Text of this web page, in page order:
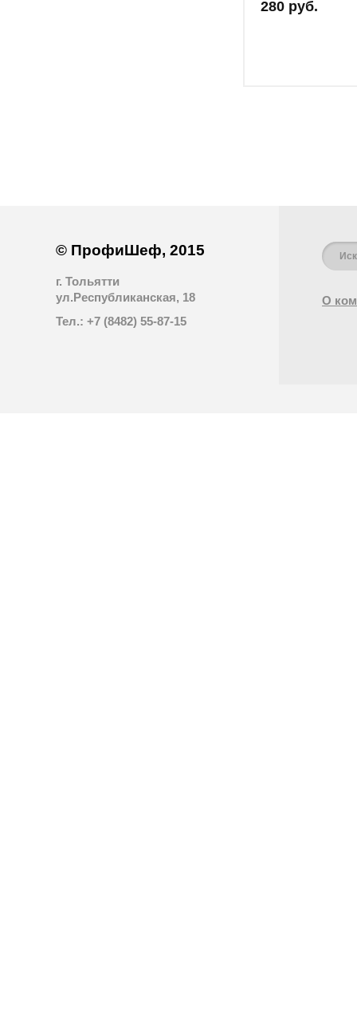
280 руб.
© ПрофиШеф, 2015
г. Тольятти
ул.Республиканская, 18
Тел.: +7 (8482) 55-87-15
О